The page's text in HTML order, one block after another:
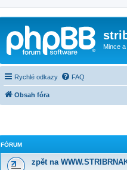
Mince
Rychlé odkazy FAQ
Obsah fóra
FÓRUM
zpět na